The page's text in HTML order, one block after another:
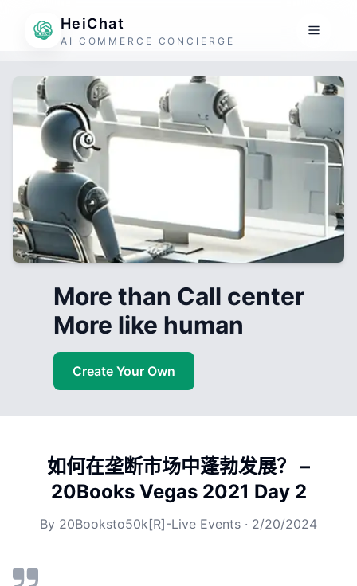
HeiChat
AI COMMERCE CONCIERGE
More than Call center
More like human
Create Your Own
如何在垄断市场中蓬勃发展？ –
20Books Vegas 2021 Day 2
By 20Booksto50k[R]-Live Events · 2/20/2024